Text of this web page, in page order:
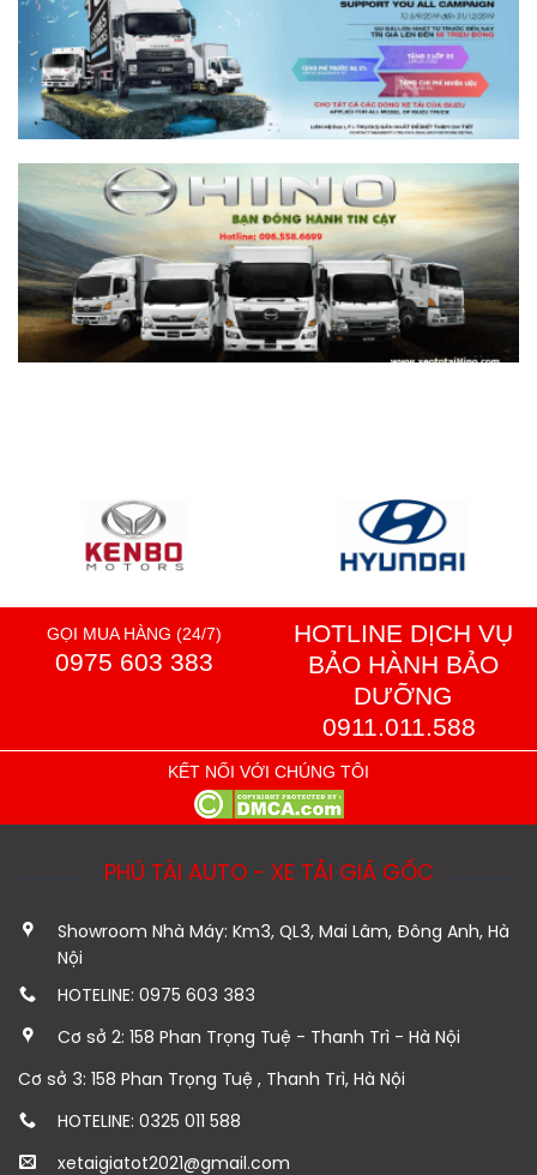
GỌI MUA HÀNG (24/7)
0975 603 383
HOTLINE DỊCH VỤ
BẢO HÀNH BẢO
DƯỠNG
0911.011.588
KẾT NỐI VỚI CHÚNG TÔI
PHÚ TÀI AUTO - XE TẢI GIÁ GỐC
Showroom Nhà Máy: Km3, QL3, Mai Lâm, Đông Anh, Hà
Nội
HOTELINE: 0975 603 383
Cơ sở 2: 158 Phan Trọng Tuệ - Thanh Trì - Hà Nội
Cơ sở 3: 158 Phan Trọng Tuệ , Thanh Trì, Hà Nội
HOTELINE: 0325 011 588
xetaigiatot2021@gmail.com